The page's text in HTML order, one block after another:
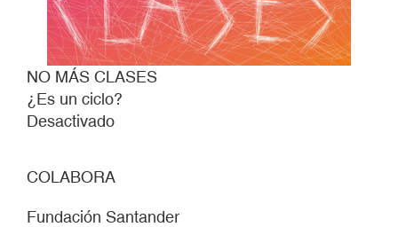
NO MÁS CLASES
¿Es un ciclo?
Desactivado
COLABORA
Fundación Santander